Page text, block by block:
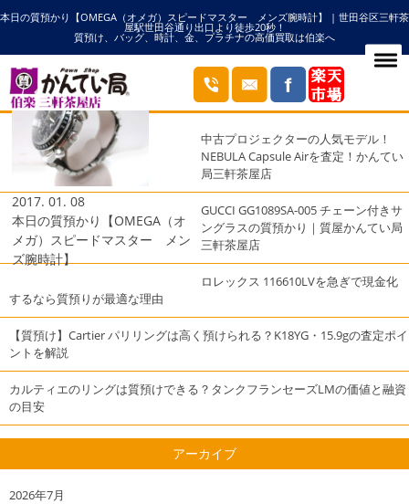
本日の質預かり【OMEGA（オメガ）スピードマスター メンズ腕時計】 | 世田谷区三軒茶
屋駅世田谷通り出口より徒歩20秒！
質預け、バッグ、時計、金、プラチナの高価買取は伯楽へ
HOME 323.30.40.40.06.001の記事一覧
ブログ
2017. 01. 08
本日の質預かり【OMEGA（オ
メガ）スピードマスター メン
ズ腕時計】
最近の投稿
中古プロジェクターの人気モデル！
NEBULA Capsule Airを査定！かんてい
局三軒茶屋店
GUCCI GG1089SA-005 チェーン付きサ
ングラスの質預かり｜質屋かんてい局
三軒茶屋店
ロレックス 116610LVを急ぎで現金化
するなら質預りが最適な理由
【質預け】Cartier パリリングは高く預けられる？K18YG・15.9gの査定ポイ
ントを解説
カルティエのリングは質預けできる？タンクフランセーズLMの価値と融資
の目安
アーカイブ
2026年7月